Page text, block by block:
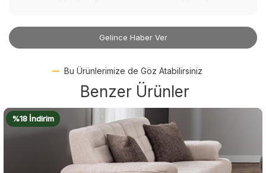
Gelince Haber Ver
Bu Ürünlerimize de Göz Atabilirsiniz
Benzer Ürünler
%18 İndirim